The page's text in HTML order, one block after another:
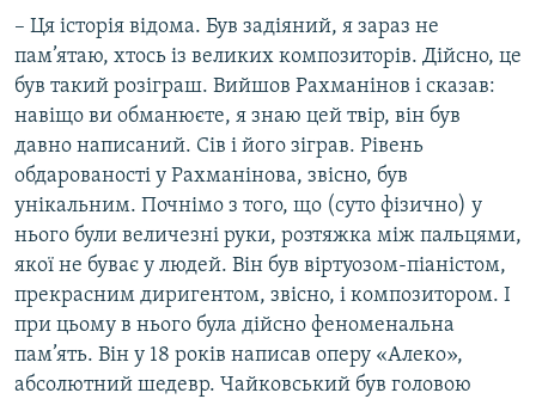
– Ця історія відома. Був задіяний, я зараз не
пам’ятаю, хтось із великих композиторів. Дійсно, це
був такий розіграш. Вийшов Рахманінов і сказав:
навіщо ви обманюєте, я знаю цей твір, він був
давно написаний. Сів і його зіграв. Рівень
обдарованості у Рахманінова, звісно, був
унікальним. Почнімо з того, що (суто фізично) у
нього були величезні руки, розтяжка між пальцями,
якої не буває у людей. Він був віртуозом-піаністом,
прекрасним диригентом, звісно, і композитором. І
при цьому в нього була дійсно феноменальна
пам’ять. Він у 18 років написав оперу «Алеко»,
абсолютний шедевр. Чайковський був головою